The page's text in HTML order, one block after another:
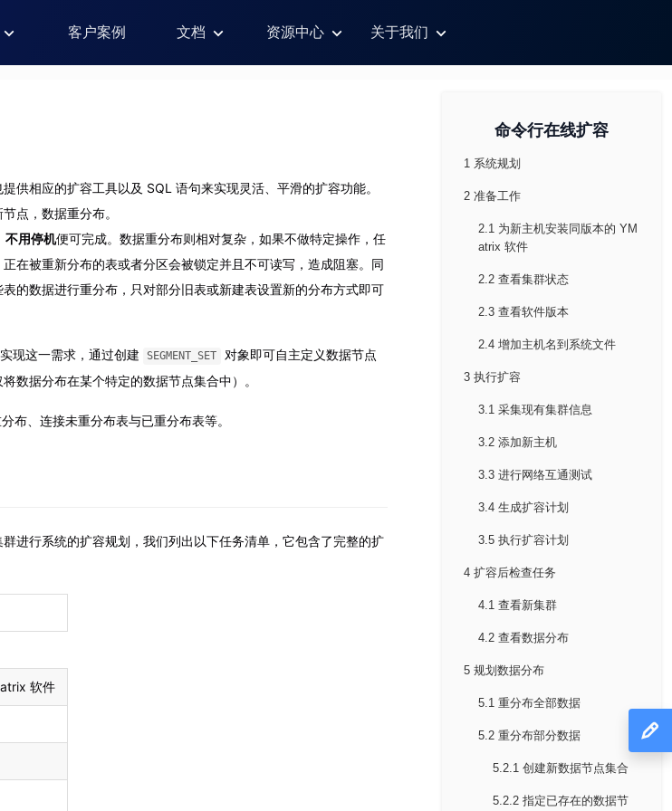
客户案例 文档 资源中心 关于我们
供相应的扩容工具以及 SQL 语句来实现灵活、平滑的扩容功能。
点，数据重分布。
不用停机便可完成。数据重分布则相对复杂，如果不做特定操作，任
在被重新分布的表或者分区会被锁定并且不可读写，造成阻塞。同
的数据进行重分布，只对部分旧表或新建表设置新的分布方式即可
现这一需求，通过创建 SEGMENT_SET
对象即可自主定义数据节点
数据分布在某个特定的数据节点集合中）。
布、连接未重分布表与已重分布表等。
进行系统的扩容规划，我们列出以下任务清单，它包含了完整的扩
软件
命令行在线扩容
1 系统规划
2 准备工作
2.1 为新主机安装同版本的 YM
atrix 软件
2.2 查看集群状态
2.3 查看软件版本
2.4 增加主机名到系统文件
3 执行扩容
3.1 采集现有集群信息
3.2 添加新主机
3.3 进行网络互通测试
3.4 生成扩容计划
3.5 执行扩容计划
4 扩容后检查任务
4.1 查看新集群
4.2 查看数据分布
5 规划数据分布
5.1 重分布全部数据
5.2 重分布部分数据
5.2.1 创建新数据节点集合
5.2.2 指定已存在的数据节